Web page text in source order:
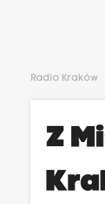
Radio Kraków
Z